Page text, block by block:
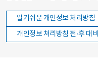
알기쉬운 개인정보 처리방침
개인정보 처리방침 전·후 대